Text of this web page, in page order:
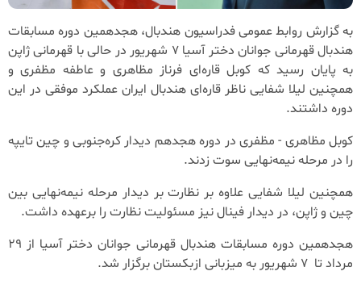
به گزارش روابط عمومی فدراسیون هندبال، هجدهمین دوره مسابقات
هندبال قهرمانی جوانان دختر آسیا ۷ شهریور در حالی با قهرمانی ژاپن
به پایان رسید که کوبل قاره‌ای فرناز مظاهری و عاطفه مظفری و
همچنین لیلا شفایی ناظر قاره‌ای هندبال ایران عملکرد موفقی در این
دوره داشتند.
کوبل مظاهری - مظفری در دوره هجدهم دیدار کره‌جنوبی و چین تایپه
را در مرحله نیمه‌نهایی سوت زدند.
همچنین لیلا شفایی علاوه بر نظارت بر دیدار مرحله نیمه‌نهایی بین
چین و ژاپن، در دیدار فینال نیز مسئولیت نظارت را برعهده داشت.
هجدهمین دوره مسابقات هندبال قهرمانی جوانان دختر آسیا از ۲۹
مرداد تا ۷ شهریور به میزبانی ازبکستان برگزار شد.